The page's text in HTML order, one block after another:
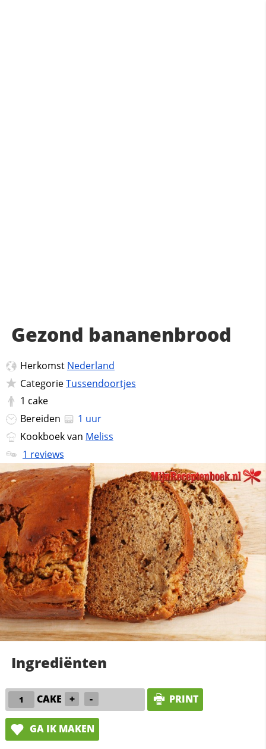
Gezond bananenbrood
Herkomst Nederland
CategorieTussendoortjes
1 cake
Bereiden
1 uur
Kookboek van Meliss
1 reviews
Ingrediënten
CAKE + - PRINT
GA IK MAKEN